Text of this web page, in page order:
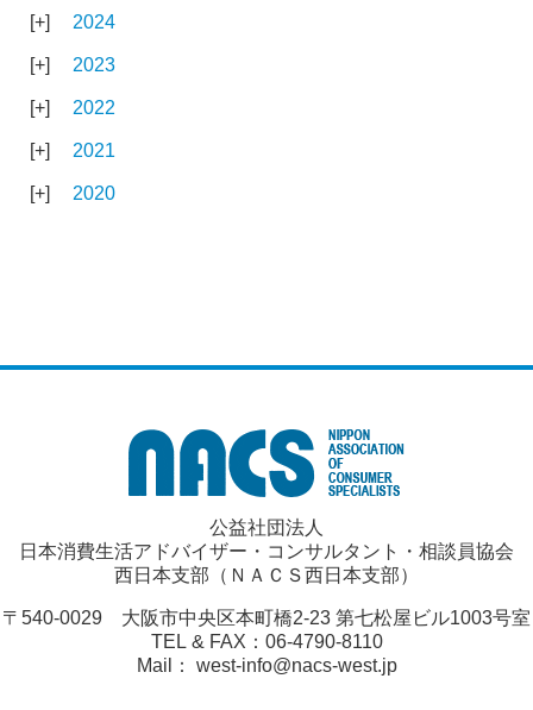
2024
2023
2022
2021
2020
公益社団法人
日本消費生活アドバイザー・コンサルタント・相談員協会
西日本支部（ＮＡＣＳ西日本支部）
〒540-0029 大阪市中央区本町橋2-23 第七松屋ビル1003号室
TEL & FAX：06-4790-8110
Mail： west-info@nacs-west.jp